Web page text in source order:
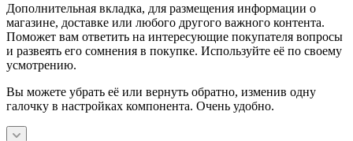
Дополнительная вкладка, для размещения информации о
магазине, доставке или любого другого важного контента.
Поможет вам ответить на интересующие покупателя вопросы
и развеять его сомнения в покупке. Используйте её по своему
усмотрению.
Вы можете убрать её или вернуть обратно, изменив одну
галочку в настройках компонента. Очень удобно.